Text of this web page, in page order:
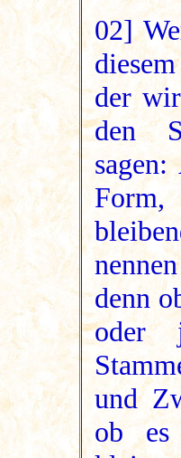
02]
der
den
denn
oder
und
ob es